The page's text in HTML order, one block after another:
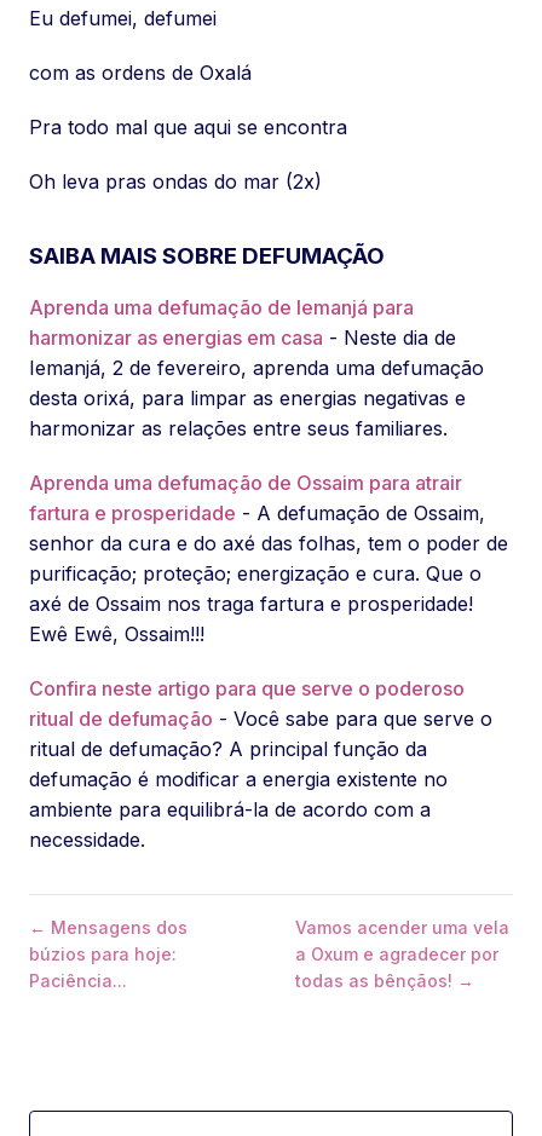
Eu defumei, defumei
com as ordens de Oxalá
Pra todo mal que aqui se encontra
Oh leva pras ondas do mar (2x)
SAIBA MAIS SOBRE DEFUMAÇÃO
Aprenda uma defumação de Iemanjá para
harmonizar as energias em casa - Neste dia de
Iemanjá, 2 de fevereiro, aprenda uma defumação
desta orixá, para limpar as energias negativas e
harmonizar as relações entre seus familiares.
Aprenda uma defumação de Ossaim para atrair
fartura e prosperidade - A defumação de Ossaim,
senhor da cura e do axé das folhas, tem o poder de
purificação; proteção; energização e cura. Que o
axé de Ossaim nos traga fartura e prosperidade!
Ewê Ewê, Ossaim!!!
Confira neste artigo para que serve o poderoso
ritual de defumação - Você sabe para que serve o
ritual de defumação? A principal função da
defumação é modificar a energia existente no
ambiente para equilibrá-la de acordo com a
necessidade.
← Mensagens dos
búzios para hoje:
Paciência...
Vamos acender uma vela
a Oxum e agradecer por
todas as bênçãos! →